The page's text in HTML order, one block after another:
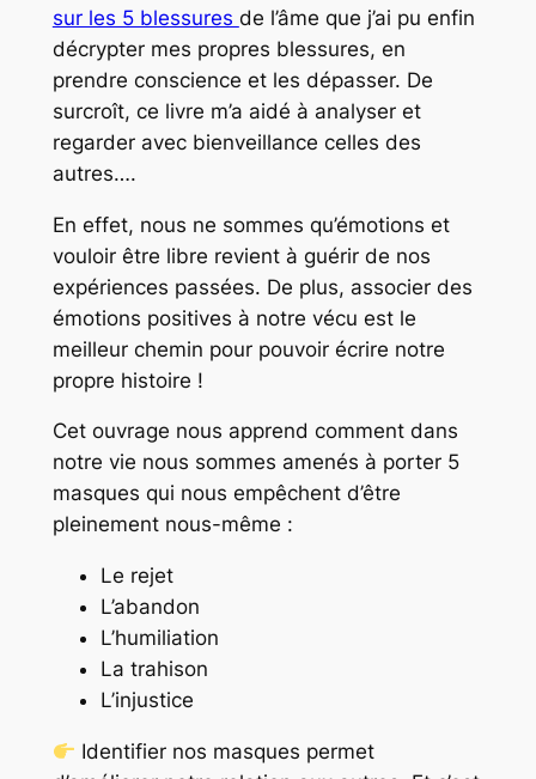
sur les 5 blessures de l’âme que j’ai pu enfin
décrypter mes propres blessures, en
prendre conscience et les dépasser. De
surcroît, ce livre m’a aidé à analyser et
regarder avec bienveillance celles des
autres….
En effet, nous ne sommes qu’émotions et
vouloir être libre revient à guérir de nos
expériences passées. De plus, associer des
émotions positives à notre vécu est le
meilleur chemin pour pouvoir écrire notre
propre histoire !
Cet ouvrage nous apprend comment dans
notre vie nous sommes amenés à porter 5
masques qui nous empêchent d’être
pleinement nous-même :
Le rejet
L’abandon
L’humiliation
La trahison
L’injustice
Identifier nos masques permet